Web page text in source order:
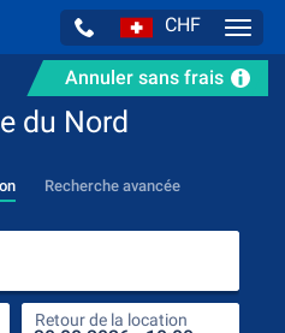
CHF
Annuler sans frais
du Nord
Recherche avancée
Retour de la location